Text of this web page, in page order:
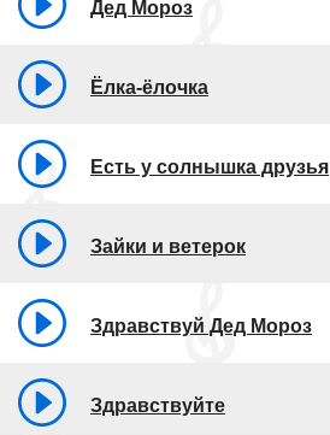
Дед Мороз
Ёлка-ёлочка
Есть у солнышка друзья
Зайки и ветерок
Здравствуй Дед Мороз
Здравствуйте